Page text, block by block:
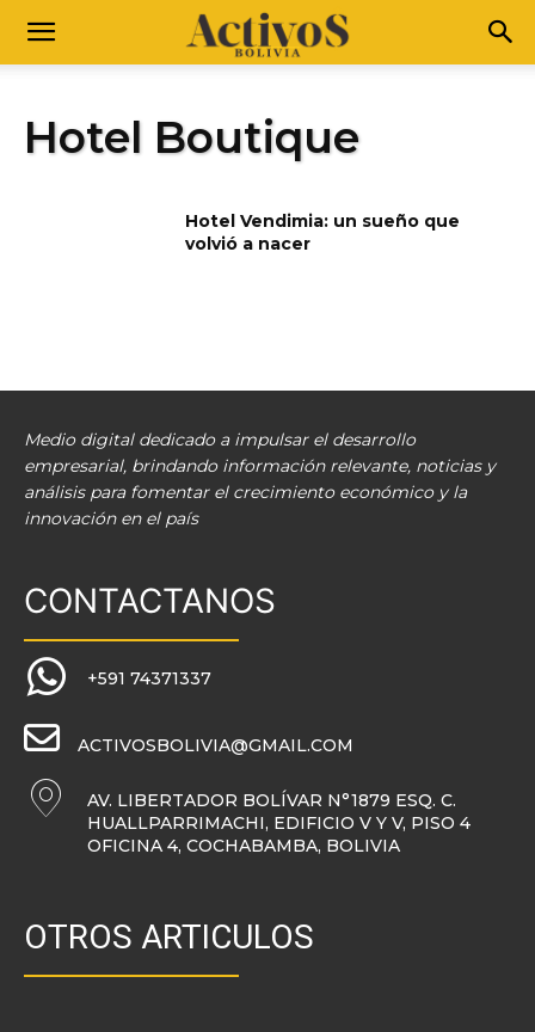
Hotel Boutique
Hotel Vendimia: un sueño que
volvió a nacer
Medio digital dedicado a impulsar el desarrollo
empresarial, brindando información relevante, noticias y
análisis para fomentar el crecimiento económico y la
innovación en el país
CONTACTANOS
+591 74371337
ACTIVOSBOLIVIA@GMAIL.COM
AV. LIBERTADOR BOLÍVAR N°1879 ESQ. C.
HUALLPARRIMACHI, EDIFICIO V Y V, PISO 4
OFICINA 4, COCHABAMBA, BOLIVIA
OTROS ARTICULOS